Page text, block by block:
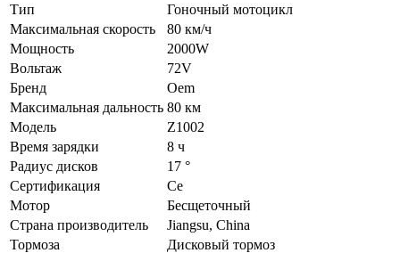
Тип
Гоночный мотоцикл
Максимальная скорость
80 км/ч
Мощность
2000W
Вольтаж
72V
Бренд
Oem
Максимальная дальность 80 км
Модель
Z1002
Время зарядки
8 ч
Радиус дисков
17 °
Сертификация
Ce
Мотор
Бесщеточный
Страна производитель
Jiangsu, China
Тормоза
Дисковый тормоз